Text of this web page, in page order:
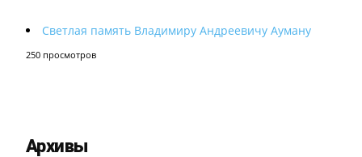
Светлая память Владимиру Андреевичу Ауману
250 просмотров
Архивы